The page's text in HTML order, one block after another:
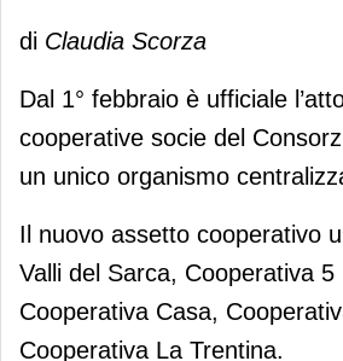
La Trentina: firmato
per la nascita di
di Claudia Scorza
Dal 1° febbraio è ufficiale
cooperative socie del
un unico organismo
Il nuovo assetto cooperativo
Valli del Sarca, Cooperativa 5
Cooperativa Casa,
Cooperativa La Trentina.